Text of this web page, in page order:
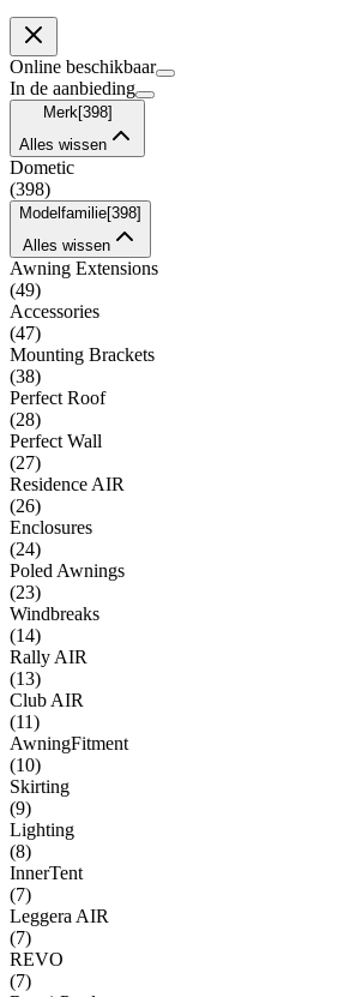
Online beschikbaar
In de aanbieding
Merk [398]
Alles wissen
Dometic
(398)
Modelfamilie[398]
Alles wissen
Awning Extensions
(49)
Accessories
(47)
Mounting Brackets
(38)
Perfect Roof
(28)
Perfect Wall
(27)
Residence AIR
(26)
Enclosures
(24)
Poled Awnings
(23)
Windbreaks
(14)
Rally AIR
(13)
Club AIR
(11)
AwningFitment
(10)
Skirting
(9)
Lighting
(8)
InnerTent
(7)
Leggera AIR
(7)
REVO
(7)